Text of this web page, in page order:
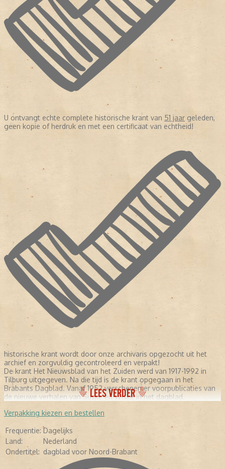
U ontvangt echte complete historische krant van 51 jaar geleden,
geen kopie of herdruk en met een certificaat van echtheid!
historische krant wordt door onze archivaris opgezocht uit het
archief en zorgvuldig gecontroleerd en verpakt!
De krant Het Nieuwsblad van het Zuiden werd van 1917-1992 in
Tilburg uitgegeven. Na die tijd is de krant opgegaan in het
Brabants Dagblad. Vanaf 1952 verschenen er voorpublicaties van
de nieuwe verhalen van Suske en Wiske in het dagblad.
LEES VERDER
Verpakking kiezen en bestellen
Frequentie: Dagelijks
Land:
Nederland
Ondertitel: dagblad voor Noord-Brabant